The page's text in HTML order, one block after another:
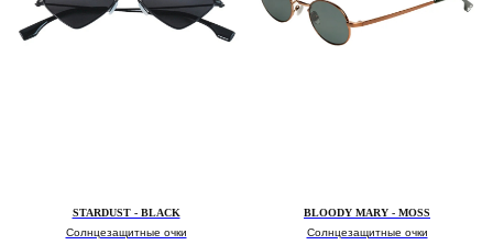
STARDUST - BLACK
Солнцезащитные очки
BLOODY MARY - MOSS
Солнцезащитные очки